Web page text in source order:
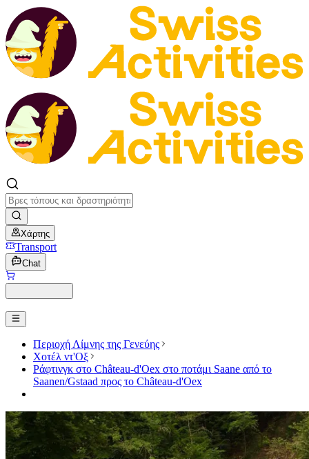
Χάρτης
Transport
Chat
Περιοχή Λίμνης της Γενεύης
Χοτέλ ντ'Οξ
Ράφτινγκ στο Château-d'Oex στο ποτάμι Saane από το
Saanen/Gstaad προς το Château-d'Oex